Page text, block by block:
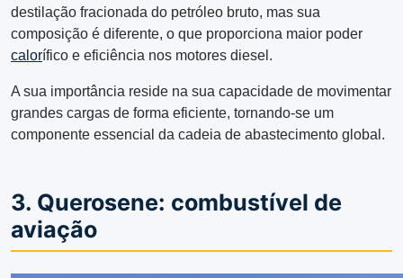
destilação fracionada do petróleo bruto, mas sua
composição é diferente, o que proporciona maior poder
calorífico e eficiência nos motores diesel.
A sua importância reside na sua capacidade de movimentar
grandes cargas de forma eficiente, tornando-se um
componente essencial da cadeia de abastecimento global.
3. Querosene: combustível de
aviação